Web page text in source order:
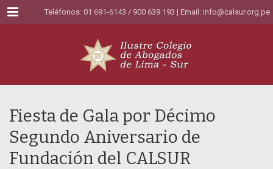
Menu Teléfonos: 01 691-6143 / 900 639 193 | Email: info@calsur.org.pe
Fiesta de Gala por Décimo
Segundo Aniversario de
Fundación del CALSUR